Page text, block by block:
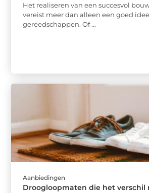
Het realiseren van een succesvol
vereist meer dan alleen een goed
gereedschappen. Of ...
Aanbiedingen
Droogloopmaten die het verschil